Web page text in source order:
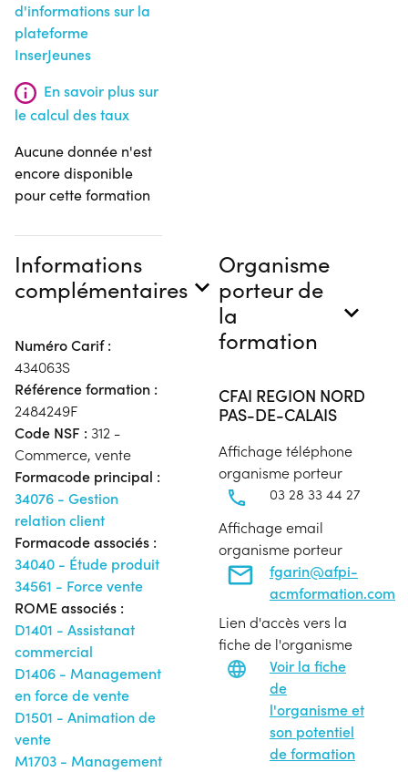
d'informations sur la
plateforme
InserJeunes
En savoir plus sur
le calcul des taux
Aucune donnée n'est
encore disponible
pour cette formation
Informations
complémentaires
Numéro Carif :
434063S
Référence formation :
2484249F
Code NSF : 312 -
Commerce, vente
Formacode principal :
34076 - Gestion
relation client
Formacode associés :
34040 - Étude produit
34561 - Force vente
ROME associés :
D1401 - Assistanat
commercial
D1406 - Management
en force de vente
D1501 - Animation de
vente
M1703 - Management
Organisme
porteur de
la
formation
CFAI REGION NORD
PAS-DE-CALAIS
Affichage téléphone
organisme porteur
03 28 33 44 27
Affichage email
organisme porteur
fgarin@afpi-
acmformation.com
Lien d'accès vers la
fiche de l'organisme
Voir la fiche
de
l'organisme et
son potentiel
de formation